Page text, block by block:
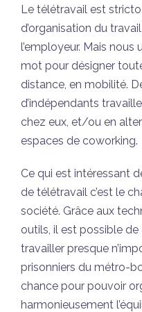
Le télétravail est
d’organisation du
l’employeur. Mais
mot pour désigner
distance, en mobilité.
d’indépendants
chez eux, et/ou en
espaces de coworking.
Ce qui est intéressant
de télétravail c’est le
société. Grâce aux
outils, il est possible
travailler presque
prisonniers du métro-
chance pour pouvoir
harmonieusement